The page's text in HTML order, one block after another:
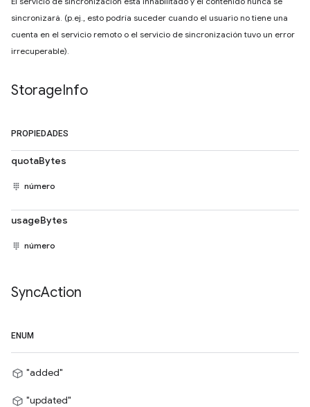
sincronizará. (p.ej., esto podría suceder cuando el usuario no tiene una
cuenta en el servicio remoto o el servicio de sincronización tuvo un error
irrecuperable).
StorageInfo
PROPIEDADES
quotaBytes
número
usageBytes
número
SyncAction
ENUM
"added"
"updated"